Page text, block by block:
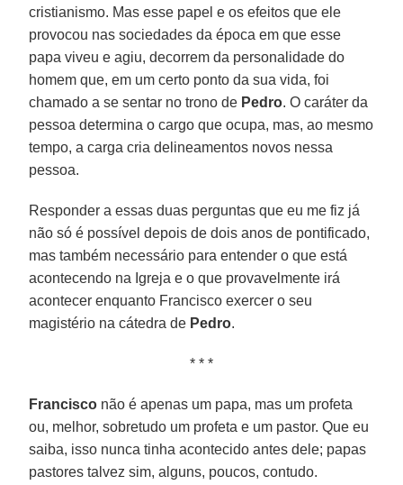
cristianismo. Mas esse papel e os efeitos que ele
provocou nas sociedades da época em que esse
papa viveu e agiu, decorrem da personalidade do
homem que, em um certo ponto da sua vida, foi
chamado a se sentar no trono de Pedro. O caráter da
pessoa determina o cargo que ocupa, mas, ao mesmo
tempo, a carga cria delineamentos novos nessa
pessoa.
Responder a essas duas perguntas que eu me fiz já
não só é possível depois de dois anos de pontificado,
mas também necessário para entender o que está
acontecendo na Igreja e o que provavelmente irá
acontecer enquanto Francisco exercer o seu
magistério na cátedra de Pedro.
* * *
Francisco não é apenas um papa, mas um profeta
ou, melhor, sobretudo um profeta e um pastor. Que eu
saiba, isso nunca tinha acontecido antes dele; papas
pastores talvez sim, alguns, poucos, contudo.